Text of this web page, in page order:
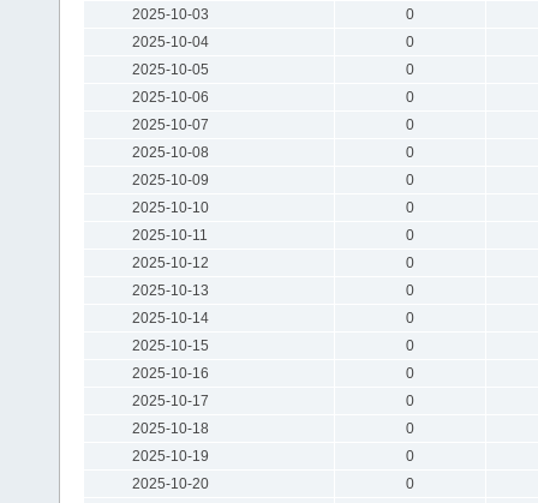
2025-10-03
0
2025-10-04
0
2025-10-05
0
2025-10-06
0
2025-10-07
0
2025-10-08
0
2025-10-09
0
2025-10-10
0
2025-10-11
0
2025-10-12
0
2025-10-13
0
2025-10-14
0
2025-10-15
0
2025-10-16
0
2025-10-17
0
2025-10-18
0
2025-10-19
0
2025-10-20
0